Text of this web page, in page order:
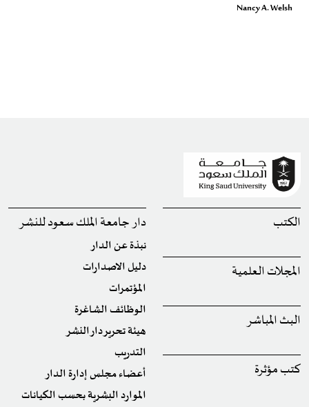
Nancy A. Welsh
الكتب
المجلات العلمية
البث المباشر
كتب مؤثرة
دار جامعة الملك سعود للنشر
نبذة عن الدار
دليل الاصدارات
المؤتمرات
الوظائف الشاغرة
هيئة تحرير دار النشر
التدريب
أعضاء مجلس إدارة الدار
الموارد البشرية بحسب الكيانات